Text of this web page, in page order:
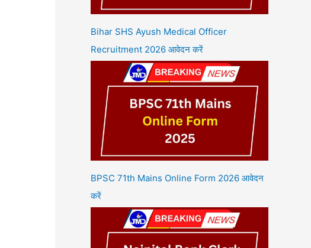
Bihar SHS Ayush Medical Officer
Recruitment 2026 आवेदन करें
BPSC 71th Mains Online Form 2026 आवेदन
करें